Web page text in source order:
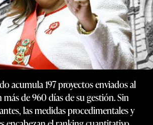
acumula 197 proyectos enviados al
más de 960 días de su gestión. Sin
las medidas procedimentales y